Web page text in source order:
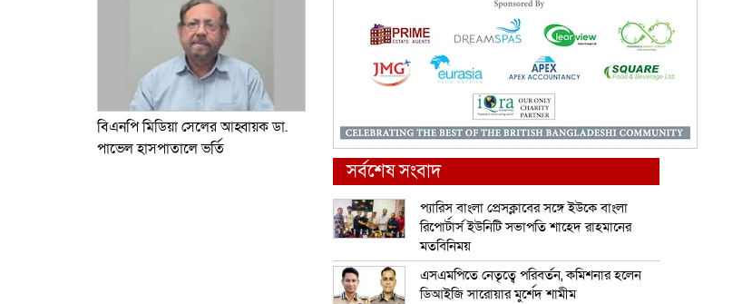
বিএনপি মিডিয়া সেলের আহ্বায়ক ডা.
পাভেল হাসপাতালে ভর্তি
সর্বশেষ সংবাদ
প্যারিস বাংলা প্রেসক্লাবের সঙ্গে ইউকে বাংলা
রিপোর্টার্স ইউনিটি সভাপতি শাহেদ রাহমানের
মতবিনিময়
এসএমপিতে নেতৃত্বে পরিবর্তন, কমিশনার হলেন
ডিআইজি সারোয়ার মুর্শেদ শামীম